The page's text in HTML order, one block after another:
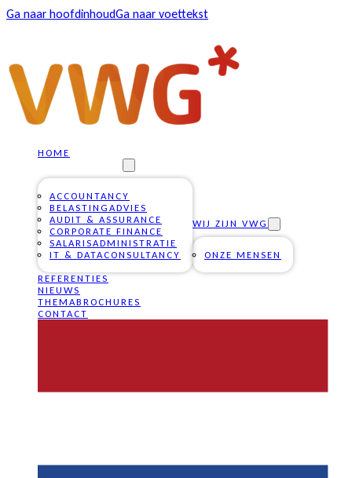
Ga naar hoofdinhoudGa naar voettekst
HOME
ACCOUNTANCY
BELASTINGADVIES
AUDIT & ASSURANCE
CORPORATE FINANCE
SALARISADMINISTRATIE
IT & DATACONSULTANCY
WIJ ZIJN VWG
ONZE MENSEN
REFERENTIES
NIEUWS
THEMABROCHURES
CONTACT